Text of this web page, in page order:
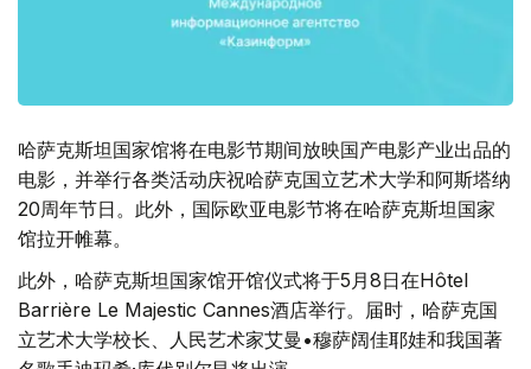
哈萨克斯坦国家馆将在电影节期间放映国产电影产业出品的
电影，并举行各类活动庆祝哈萨克国立艺术大学和阿斯塔纳
20周年节日。此外，国际欧亚电影节将在哈萨克斯坦国家
馆拉开帷幕。
此外，哈萨克斯坦国家馆开馆仪式将于5月8日在Hôtel
Barrière Le Majestic Cannes酒店举行。届时，哈萨克国
立艺术大学校长、人民艺术家艾曼•穆萨阔佳耶娃和我国著